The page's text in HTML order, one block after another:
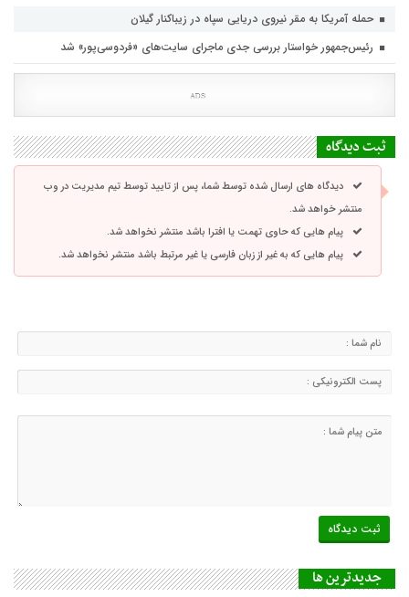
حمله آمریکا به مقر نیروی دریایی سپاه در زیباکنار گیلان
رئیس‌جمهور خواستار بررسی جدی ماجرای سایت‌های «فردوسی‌پور» شد
ثبت دیدگاه
دیدگاه های ارسال شده توسط شما، پس از تایید توسط تیم مدیریت در وب
منتشر خواهد شد.
پیام هایی که حاوی تهمت یا افترا باشد منتشر نخواهد شد.
پیام هایی که به غیر از زبان فارسی یا غیر مرتبط باشد منتشر نخواهد شد.
جديدترين ها